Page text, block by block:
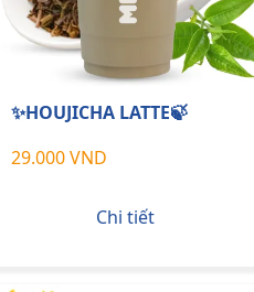
✨HOUJICHA LATTE🍃
29.000 VND
Chi tiết